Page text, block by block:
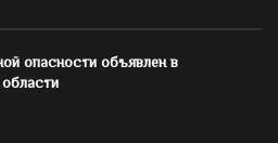
опасности объявлен в